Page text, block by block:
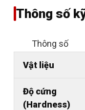
Thông số
Thông số
Vật liệu
Độ cứng
(Hardness)